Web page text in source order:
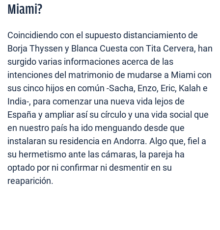
Miami?
Coincidiendo con el supuesto distanciamiento de
Borja Thyssen y Blanca Cuesta con Tita Cervera, han
surgido varias informaciones acerca de las
intenciones del matrimonio de mudarse a Miami con
sus cinco hijos en común -Sacha, Enzo, Eric, Kalah e
India-, para comenzar una nueva vida lejos de
España y ampliar así su círculo y una vida social que
en nuestro país ha ido menguando desde que
instalaran su residencia en Andorra. Algo que, fiel a
su hermetismo ante las cámaras, la pareja ha
optado por ni confirmar ni desmentir en su
reaparición.